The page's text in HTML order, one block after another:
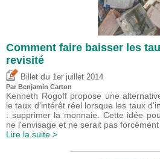
Comment faire baisser les
revisité
Billet du 1er juillet 2014
Par Benjamin Carton
Kenneth Rogoff propose une
le taux d'intérêt réel lorsque les taux
: supprimer la monnaie. Cette idée
ne l'envisage et ne serait pas
Lire la suite >